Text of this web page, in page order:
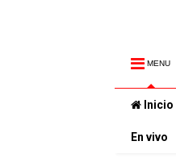
MENU
Inicio
En vivo